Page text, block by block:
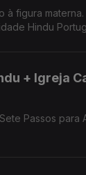
à figura materna.
Portuguesa +
+ Igreja
Passos para